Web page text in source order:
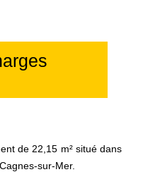
de 22,15 m² situé dans
sur-Mer.